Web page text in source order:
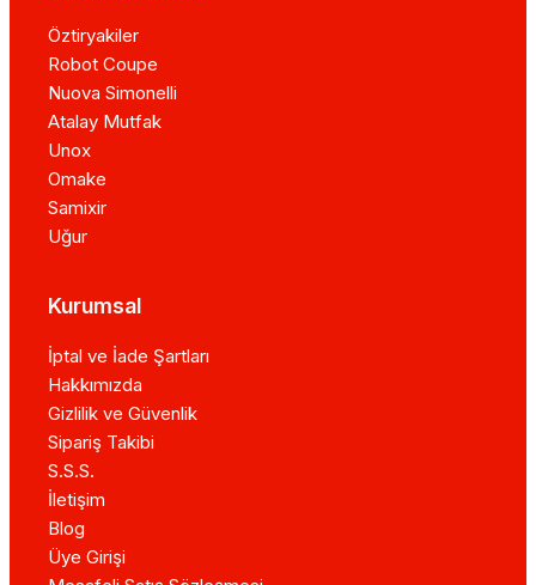
Öztiryakiler
Robot Coupe
Nuova Simonelli
Atalay Mutfak
Unox
Omake
Samixir
Uğur
Kurumsal
İptal ve İade Şartları
Hakkımızda
Gizlilik ve Güvenlik
Sipariş Takibi
S.S.S.
İletişim
Blog
Üye Girişi